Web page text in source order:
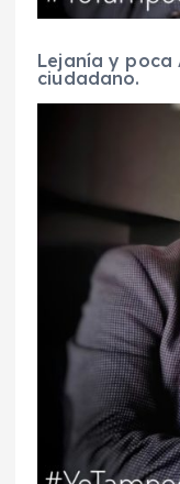
Lejanía y poca
ciudadano.